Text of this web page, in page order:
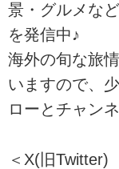
景・グルメな
を発信中♪
海外の旬な旅
いますので、
ローとチャン
＜X(旧Twitter)